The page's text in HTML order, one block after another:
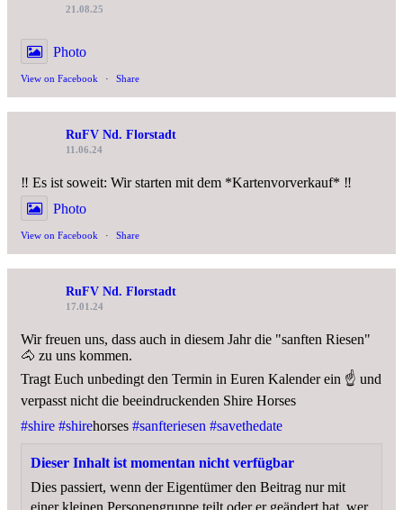
21.08.25
Photo
View on Facebook · Share
RuFV Nd. Florstadt
11.06.24
‼️ Es ist soweit: Wir starten mit dem *Kartenvorverkauf* ‼️
Photo
View on Facebook · Share
RuFV Nd. Florstadt
17.01.24
Wir freuen uns, dass auch in diesem Jahr die "sanften Riesen"
🐴 zu uns kommen.
Tragt Euch unbedingt den Termin in Euren Kalender ein ☝️ und
verpasst nicht die beeindruckenden Shire Horses
#shire #shirehorses #sanfteriesen #savethedate
Dieser Inhalt ist momentan nicht verfügbar
Dies passiert, wenn der Eigentümer den Beitrag nur mit